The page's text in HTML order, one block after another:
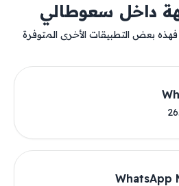
داخل سعوطالي
فهذه بعض التطبيقات الأخرى المتوفرة
WhatsApp